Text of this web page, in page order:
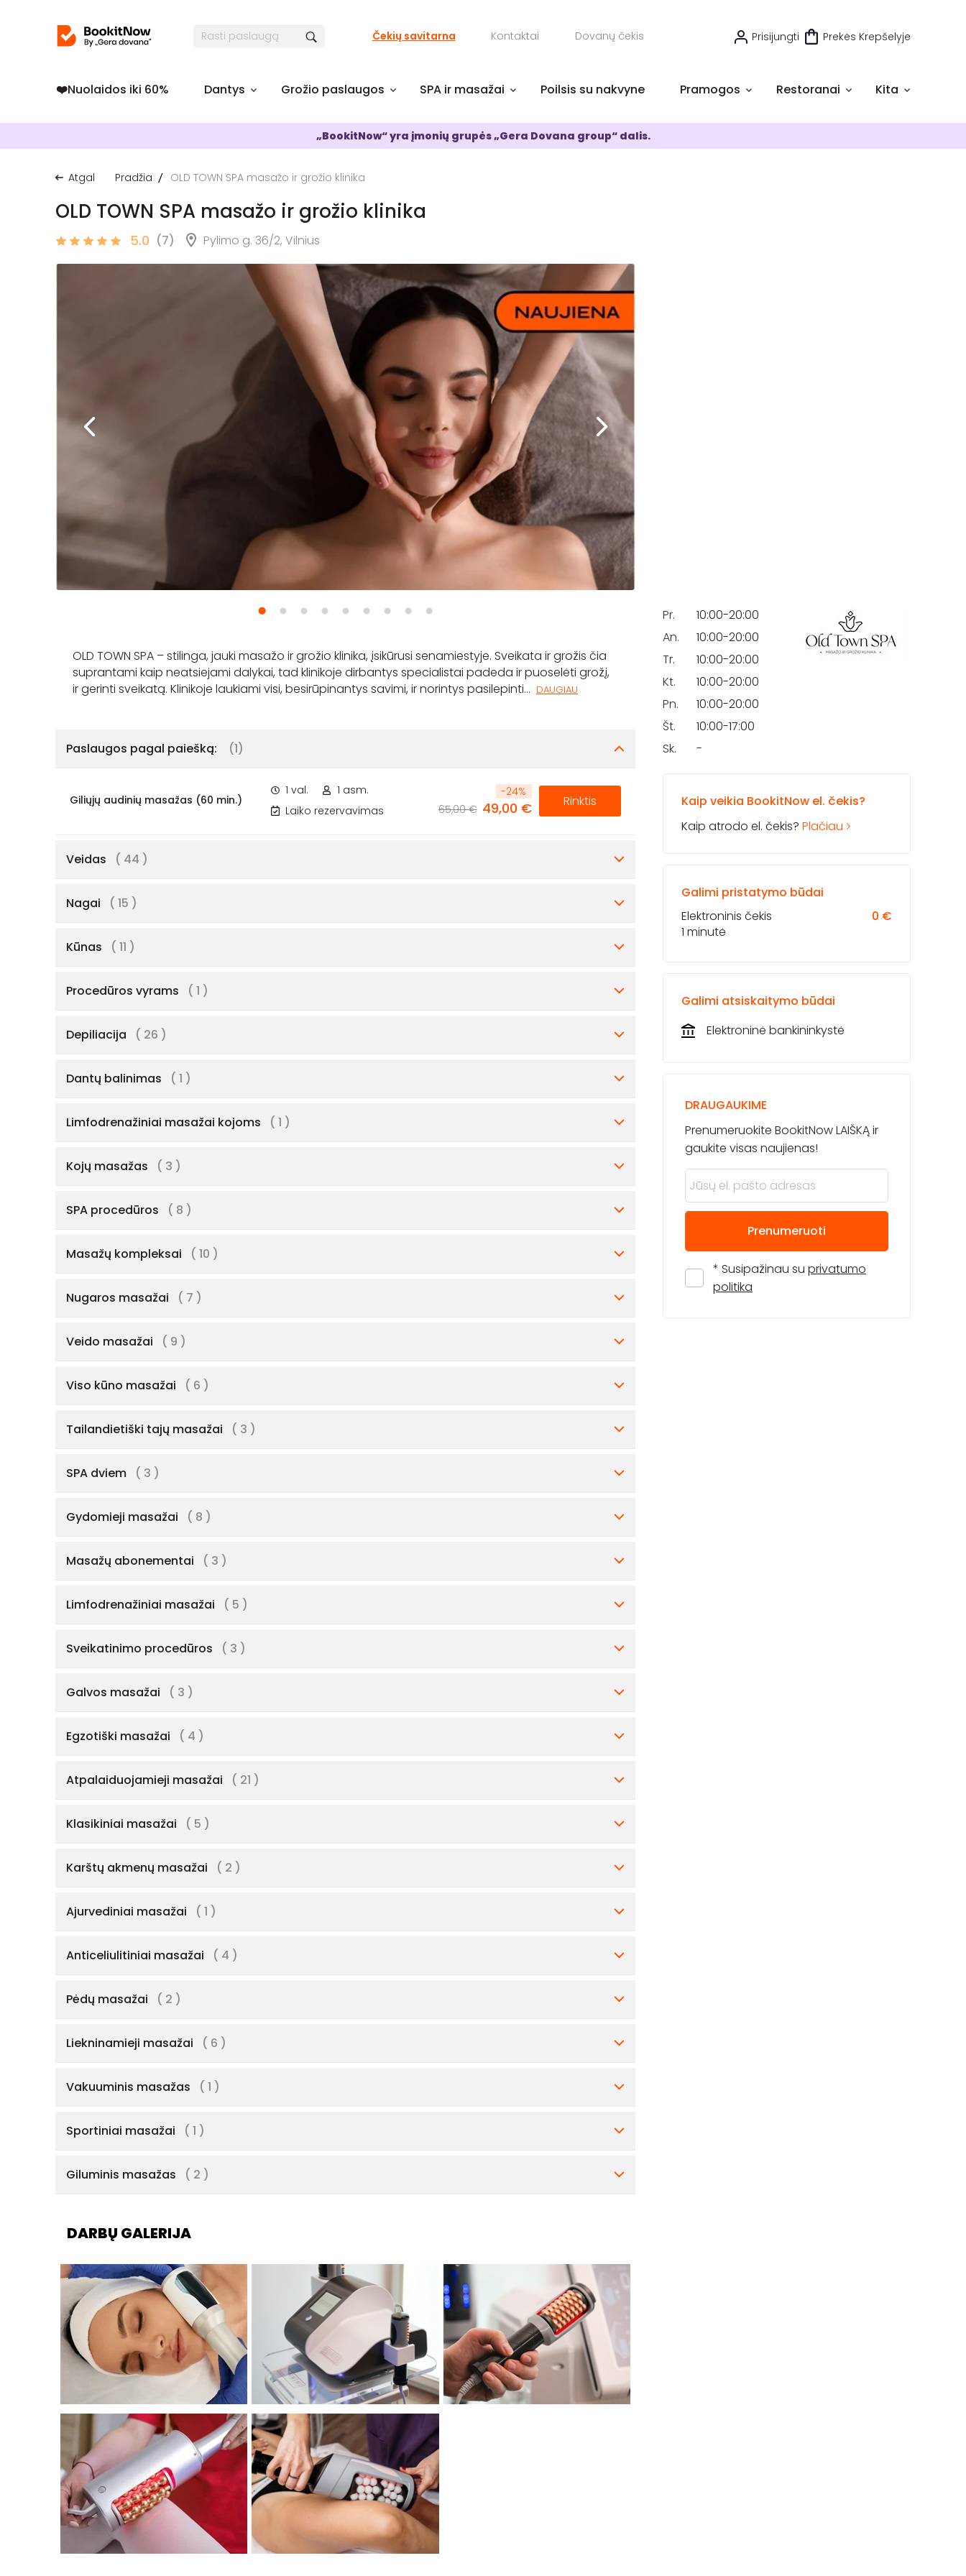
Čekių savitarna Kontaktai Dovanų čekis Prisijungti Prekės Krepšelyje
❤️️Nuolaidos iki 60% Dantys Grožio paslaugos SPA ir masažai Poilsis su nakvyne Pramogos Restoranai Kita
„BookitNow“ yra įmonių grupės „Gera Dovana group“ dalis.
Atgal Pradžia OLD TOWN SPA masažo ir grožio klinika
OLD TOWN SPA masažo ir grožio klinika
5.0 (7) Pylimo g. 36/2, Vilnius
OLD TOWN SPA – stilinga, jauki masažo ir grožio klinika, įsikūrusi senamiestyje. Sveikata ir grožis čia
suprantami kaip neatsiejami dalykai, tad klinikoje dirbantys specialistai padeda ir puoselėti grožį,
ir gerinti sveikatą. Klinikoje laukiami visi, besirūpinantys savimi, ir norintys pasilepinti... DAUGIAU
Paslaugos pagal paiešką: (1)
Giliųjų audinių masažas (60 min.)
1 val.
1 asm.
Laiko rezervavimas
-24%
65,00 € 49,00 € Rinktis
Veidas ( 44 )
Nagai ( 15 )
Kūnas ( 11 )
Procedūros vyrams ( 1 )
Depiliacija ( 26 )
Dantų balinimas ( 1 )
Limfodrenažiniai masažai kojoms ( 1 )
Kojų masažas ( 3 )
SPA procedūros ( 8 )
Masažų kompleksai ( 10 )
Nugaros masažai ( 7 )
Veido masažai ( 9 )
Viso kūno masažai ( 6 )
Tailandietiški tajų masažai ( 3 )
SPA dviem ( 3 )
Gydomieji masažai ( 8 )
Masažų abonementai ( 3 )
Limfodrenažiniai masažai ( 5 )
Sveikatinimo procedūros ( 3 )
Galvos masažai ( 3 )
Egzotiški masažai ( 4 )
Atpalaiduojamieji masažai ( 21 )
Klasikiniai masažai ( 5 )
Karštų akmenų masažai ( 2 )
Ajurvediniai masažai ( 1 )
Anticeliulitiniai masažai ( 4 )
Pėdų masažai ( 2 )
Liekninamieji masažai ( 6 )
Vakuuminis masažas ( 1 )
Sportiniai masažai ( 1 )
Giluminis masažas ( 2 )
DARBŲ GALERIJA
Pr.
10:00-20:00
An.
10:00-20:00
Tr.
10:00-20:00
Kt.
10:00-20:00
Pn.
10:00-20:00
Št.
10:00-17:00
Sk.
-
Kaip veikia BookitNow el. čekis?
Kaip atrodo el. čekis? Plačiau
Galimi pristatymo būdai
0 €
Elektroninis čekis
1 minutė
Galimi atsiskaitymo būdai
Elektroninė bankininkystė
DRAUGAUKIME
Prenumeruokite BookitNow LAIŠKĄ ir
gaukite visas naujienas!
Prenumeruoti
* Susipažinau su privatumo
politika